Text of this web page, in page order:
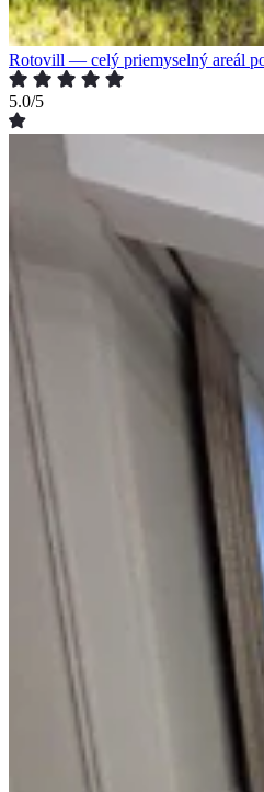
Rotovill — celý priemyselný areál
5.0/5